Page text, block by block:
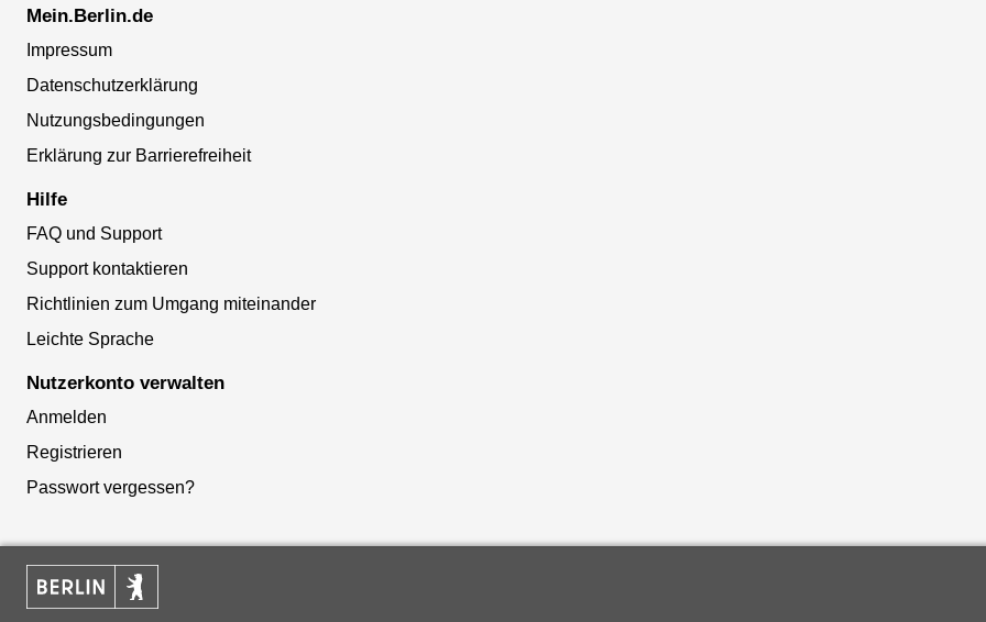
Mein.Berlin.de
Impressum
Datenschutzerklärung
Nutzungsbedingungen
Erklärung zur Barrierefreiheit
Hilfe
FAQ und Support
Support kontaktieren
Richtlinien zum Umgang miteinander
Leichte Sprache
Nutzerkonto verwalten
Anmelden
Registrieren
Passwort vergessen?